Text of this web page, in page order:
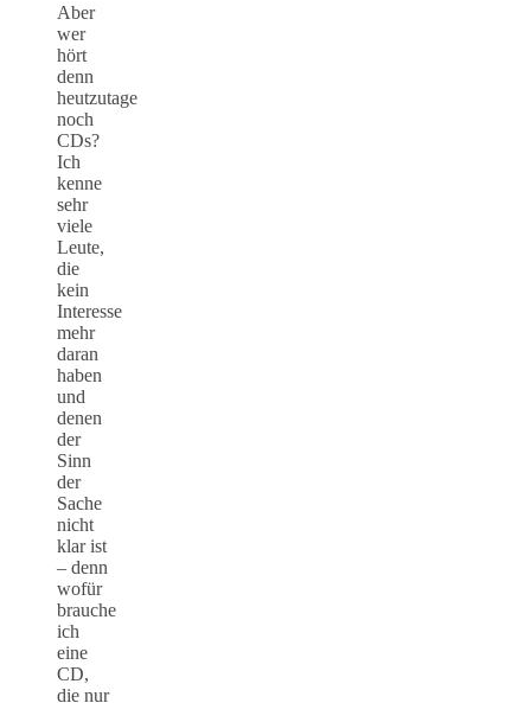
Aber
wer
hört
denn
heutzutage
noch
CDs?
Ich
kenne
sehr
viele
Leute,
die
kein
Interesse
mehr
daran
haben
und
denen
der
Sinn
der
Sache
nicht
klar ist
– denn
wofür
brauche
ich
eine
CD,
die nur